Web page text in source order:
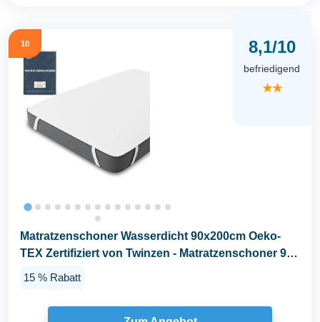
10 8,1/10
befriedigend
★★
Matratzenschoner Wasserdicht 90x200cm Oeko-
TEX Zertifiziert von Twinzen - Matratzenschoner 90
15 % Rabatt